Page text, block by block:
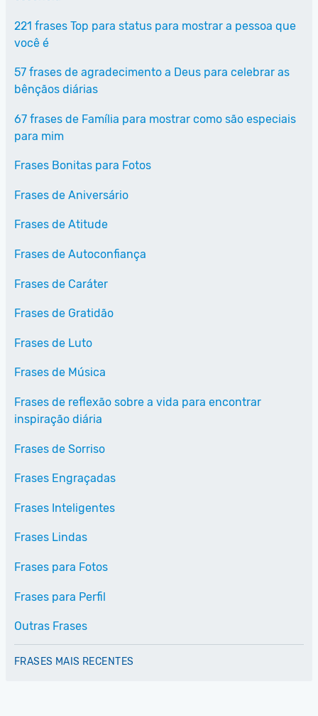
221 frases Top para status para mostrar a pessoa que
você é
57 frases de agradecimento a Deus para celebrar as
bênçãos diárias
67 frases de Família para mostrar como são especiais
para mim
Frases Bonitas para Fotos
Frases de Aniversário
Frases de Atitude
Frases de Autoconfiança
Frases de Caráter
Frases de Gratidão
Frases de Luto
Frases de Música
Frases de reflexão sobre a vida para encontrar
inspiração diária
Frases de Sorriso
Frases Engraçadas
Frases Inteligentes
Frases Lindas
Frases para Fotos
Frases para Perfil
Outras Frases
FRASES MAIS RECENTES